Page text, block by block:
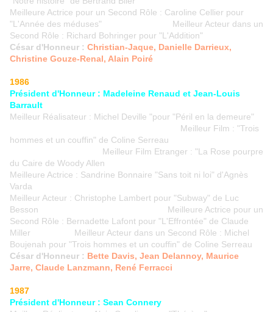
Meilleure Actrice pour un Second Rôle : Caroline Cellier pour
"L'Année des méduses" Meilleur Acteur dans un
Second Rôle : Richard Bohringer pour "L'Addition"
César d'Honneur : Christian-Jaque, Danielle Darrieux,
Christine Gouze-Renal, Alain Poiré
1986
Président d'Honneur : Madeleine Renaud et Jean-Louis
Barrault
Meilleur Réalisateur : Michel Deville "pour "Péril en la demeure"
Meilleur Film : "Trois
hommes et un couffin" de Coline Serreau
Meilleur Film Etranger : "La Rose pourpre
du Caire de Woody Allen
Meilleure Actrice : Sandrine Bonnaire "Sans toit ni loi" d'Agnès
Varda
Meilleur Acteur : Christophe Lambert pour "Subway" de Luc
Besson Meilleure Actrice pour un
Second Rôle : Bernadette Lafont pour "L'Effrontée" de Claude
Miller Meilleur Acteur dans un Second Rôle : Michel
Boujenah pour "Trois hommes et un couffin" de Coline Serreau
César d'Honneur : Bette Davis, Jean Delannoy, Maurice
Jarre, Claude Lanzmann, René Ferracci
1987
Président d'Honneur : Sean Connery